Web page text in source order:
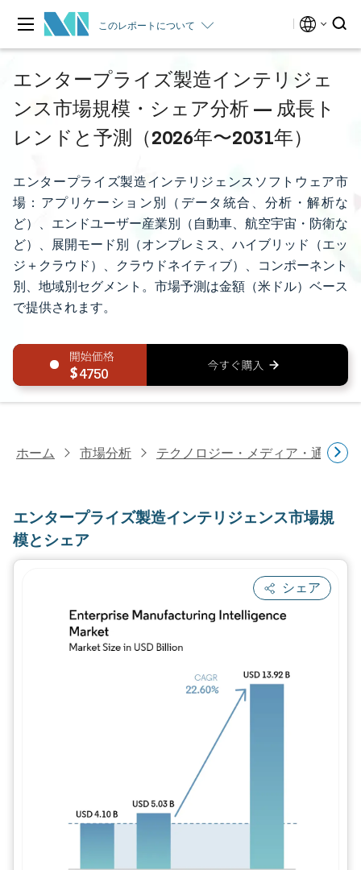
このレポートについて
エンタープライズ製造インテリジェ
ンス市場規模・シェア分析 — 成長ト
レンドと予測（2026年〜2031年）
エンタープライズ製造インテリジェンスソフトウェア市
場：アプリケーション別（データ統合、分析・解析な
ど）、エンドユーザー産業別（自動車、航空宇宙・防衛な
ど）、展開モード別（オンプレミス、ハイブリッド（エッ
ジ＋クラウド）、クラウドネイティブ）、コンポーネント
別、地域別セグメント。市場予測は金額（米ドル）ベース
で提供されます。
4750
ホーム 市場分析 テクノロジー・メディア・通信研
エンタープライズ製造インテリジェンス市場規
模とシェア
シェア
画像 © Mordor Intelligence。再利用には